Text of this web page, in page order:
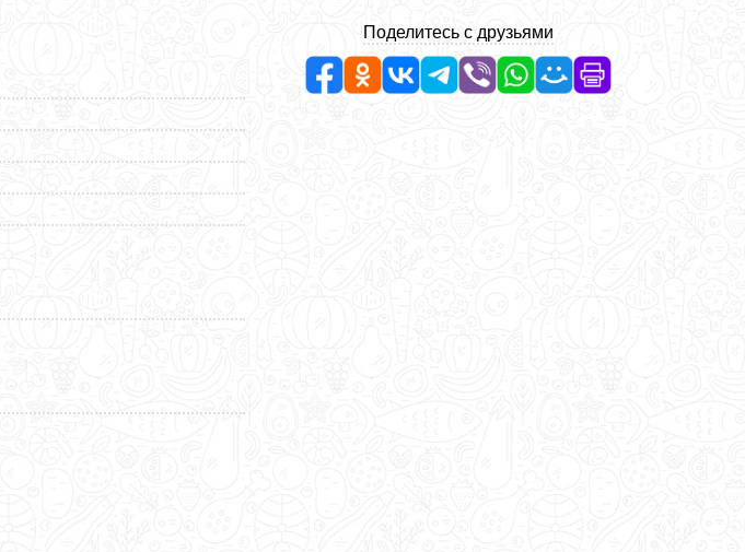
Поделитесь с друзьями